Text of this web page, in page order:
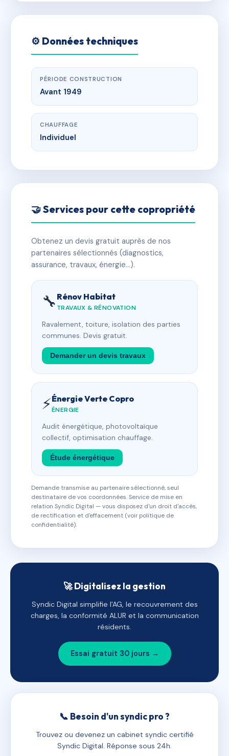
⚙️ Données techniques
PÉRIODE CONSTRUCTION
Avant 1949
CHAUFFAGE
Individuel
🤝 Services pour cette copropriété
Obtenez un devis gratuit auprès de nos
partenaires sélectionnés (diagnostics,
assurance, travaux, énergie…).
🔧 Rénov Habitat
TRAVAUX & RÉNOVATION
Ravalement, toiture, isolation des parties
communes. Devis gratuit.
Demander un devis travaux
⚡Énergie Verte Copro
ÉNERGIE
Audit énergétique, photovoltaïque
collectif, optimisation chauffage.
Étude énergétique
Demande transmise au partenaire sélectionné, seul
destinataire de vos coordonnées. Service de mise en
relation Syndic Digital — vous disposez d'un droit d'accès,
de rectification et d'effacement (voir politique de
confidentialité).
🚀 Digitalisez la gestion
Syndic Digital simplifie l'AG, le recouvrement des
charges, la conformité ALUR et la communication
résidents.
Essai gratuit 30 jours →
📞 Besoin d'un syndic pro ?
Trouvez ou devenez un cabinet syndic certifié
Syndic Digital. Réponse sous 24h.